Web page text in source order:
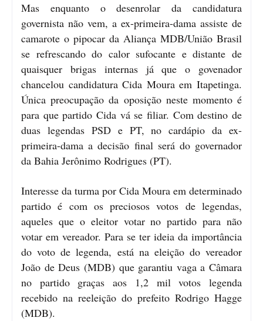
Mas enquanto o desenrolar da candidatura
governista não vem, a ex-primeira-dama assiste de
camarote o pipocar da Aliança MDB/União Brasil
se refrescando do calor sufocante e distante de
quaisquer brigas internas já que o govenador
chancelou candidatura Cida Moura em Itapetinga.
Única preocupação da oposição neste momento é
para que partido Cida vá se filiar. Com destino de
duas legendas PSD e PT, no cardápio da ex-
primeira-dama a decisão final será do governador
da Bahia Jerônimo Rodrigues (PT).
Interesse da turma por Cida Moura em determinado
partido é com os preciosos votos de legendas,
aqueles que o eleitor votar no partido para não
votar em vereador. Para se ter ideia da importância
do voto de legenda, está na eleição do vereador
João de Deus (MDB) que garantiu vaga a Câmara
no partido graças aos 1,2 mil votos legenda
recebido na reeleição do prefeito Rodrigo Hagge
(MDB).